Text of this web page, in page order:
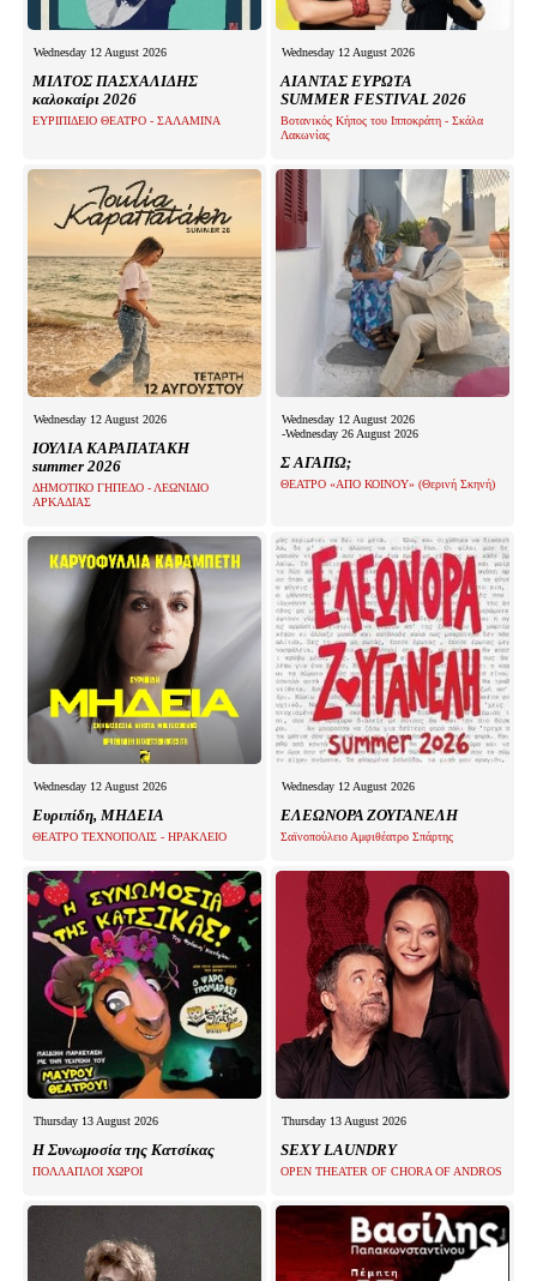
Wednesday 12 August 2026
ΜΙΛΤΟΣ ΠΑΣΧΑΛΙΔΗΣ
καλοκαίρι 2026
ΕΥΡΙΠΙΔΕΙΟ ΘΕΑΤΡΟ - ΣΑΛΑΜΙΝΑ
Wednesday 12 August 2026
ΑΙΑΝΤΑΣ ΕΥΡΩΤΑ
SUMMER FESTIVAL 2026
Βοτανικός Κήπος του Ιπποκράτη - Σκάλα
Λακωνίας
Wednesday 12 August 2026
ΙΟΥΛΙΑ ΚΑΡΑΠΑΤΑΚΗ
summer 2026
ΔΗΜΟΤΙΚΟ ΓΗΠΕΔΟ - ΛΕΩΝΙΔΙΟ
ΑΡΚΑΔΙΑΣ
Wednesday 12 August 2026
-Wednesday 26 August 2026
Σ ΑΓΑΠΩ;
ΘΕΑΤΡΟ «ΑΠΟ ΚΟΙΝΟΥ» (Θερινή Σκηνή)
Wednesday 12 August 2026
Ευριπίδη, ΜΗΔΕΙΑ
ΘΕΑΤΡΟ ΤΕΧΝΟΠΟΛΙΣ - ΗΡΑΚΛΕΙΟ
Wednesday 12 August 2026
ΕΛΕΩΝΟΡΑ ΖΟΥΓΑΝΕΛΗ
Σαϊνοπούλειο Αμφιθέατρο Σπάρτης
Thursday 13 August 2026
Η Συνωμοσία της Κατσίκας
ΠΟΛΛΑΠΛΟΙ ΧΩΡΟΙ
Thursday 13 August 2026
SEXY LAUNDRY
OPEN THEATER OF CHORA OF ANDROS